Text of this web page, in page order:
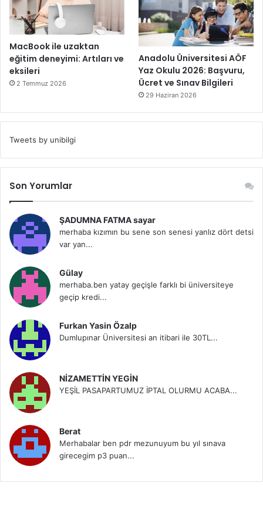
MacBook ile uzaktan
eğitim deneyimi: Artıları ve
eksileri
2 Temmuz 2026
Anadolu Üniversitesi AÖF
Yaz Okulu 2026: Başvuru,
Ücret ve Sınav Bilgileri
29 Haziran 2026
Tweets by unibilgi
Son Yorumlar
ŞADUMNA FATMA sayar
merhaba kızımın bu sene son senesi yanlız dört detsi
var yan...
Gülay
merhaba.ben yatay geçişle farklı bi üniversiteye
geçip kredi...
Furkan Yasin Özalp
Dumlupınar Üniversitesi an itibari ile 30TL...
NİZAMETTİN YEGİN
YEŞİL PASAPARTUMUZ İPTAL OLURMU ACABA...
Berat
Merhabalar ben pdr mezunuyum bu yıl sınava
girecegim p3 puan...